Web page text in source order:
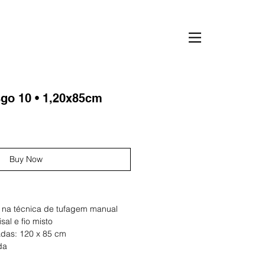
10 • 1,20x85cm
Buy Now
técnica de tufagem manual
e fio misto
120 x 85 cm